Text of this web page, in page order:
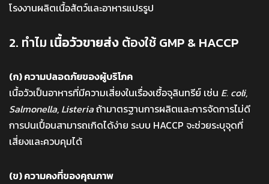
โรงงานผลิตเนื้อสัตว์และอาหารแปรรูป
2. ทำไม เนื้อวัวขายส่งต้องใช้ GMP & HACCP
(ก) ความปลอดภัยของผู้บริโภค
เนื้อวัวเป็นอาหารที่มีความเสี่ยงในเรื่องเชื้อจุลินทรีย์ เช่น E. coli,
Salmonella, Listeriaถ้ามาตรฐานการผลิตและการจัดการไม่ดี
การปนเปื้อนสามารถเกิดได้ง่าย ระบบ HACCP จะช่วยระบุจุดที่
เสี่ยงและควบคุมได้
(ข) ความคงที่ของคุณภาพ